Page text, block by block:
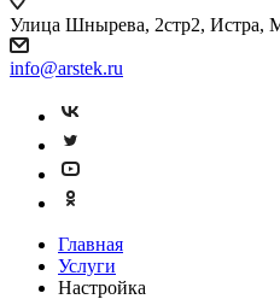
Улица Шнырева, 2стр2, Истра,
info@arstek.ru
Главная
Услуги
Настройка